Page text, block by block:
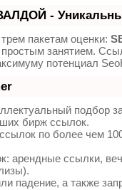
-
пакетам оценки:
занятием.
потенциал
подбор
бирж ссылок.
по более чем
арендные ссылки,
падение, а также